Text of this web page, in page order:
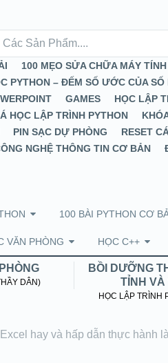
100 MẸO SỬA CHỮA MÁY TÍNH
PYTHON – ĐẾM SỐ ƯỚC CỦA
GAMES HỌC LẬP
HỌC LẬP TRÌNH PYTHON
PIN SẠC DỰ PHÒNG RESET
NGHỆ THÔNG TIN CƠ BẢN
100 BÀI PYTHON CƠ
VĂN PHÒNG HỌC C++
DÂN)
BỒI DƯỠNG
TỈNH VÀ
HỌC LẬP TRÌNH
hay và hấp dẫn thực hành